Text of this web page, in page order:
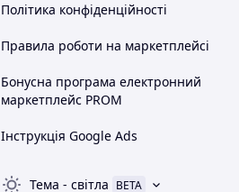
Політика конфіденційності
Правила роботи на маркетплейсі
Бонусна програма електронний
маркетплейс PROM
Інструкція Google Ads
Тема - світла BETA